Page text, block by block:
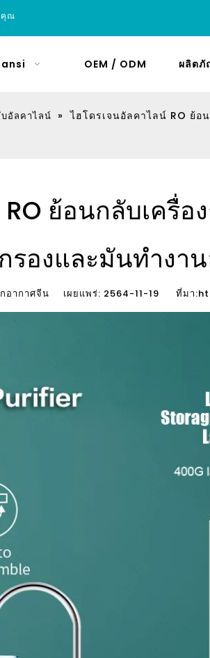
คุณ
OEM / ODM ผลิต
อัลคาไลน์ » ไฮโดรเจนอัลคาไลน์ RO ย้อ
ย้อนกลับเครื่
รองและมันทำงาน
กอากาศจีน เผยแพร่: 2564-11-19 ที่มา: